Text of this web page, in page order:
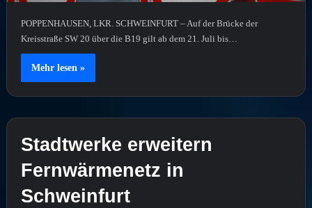
POPPENHAUSEN, LKR. SCHWEINFURT – Auf der Brücke der
Kreisstraße SW 20 über die B19 gilt ab dem 21. Juli bis…
Mehr lesen »
Stadtwerke erweitern
Fernwärmenetz in
Schweinfurt